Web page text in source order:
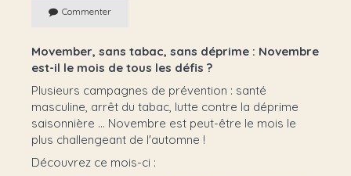
Commenter
Movember, sans tabac, sans déprime : Novembre
est-il le mois de tous les défis ?
Plusieurs campagnes de prévention : santé
masculine, arrêt du tabac, lutte contre la déprime
saisonnière ... Novembre est peut-être le mois le
plus challengeant de l'automne !
Découvrez ce mois-ci :